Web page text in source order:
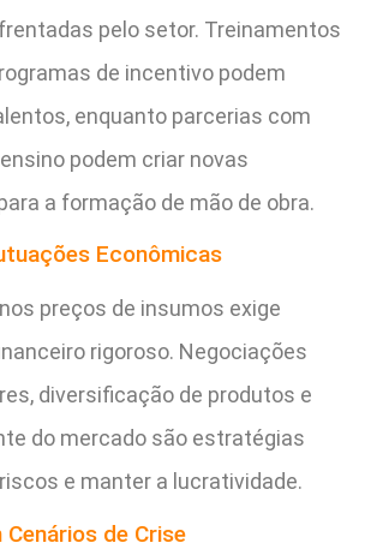
pelo setor. Treinamentos
de incentivo podem
enquanto parcerias com
podem criar novas
a formação de mão de obra.
Econômicas
preços de insumos exige
rigoroso. Negociações
diversificação de produtos e
do mercado são estratégias
e manter a lucratividade.
de Crise